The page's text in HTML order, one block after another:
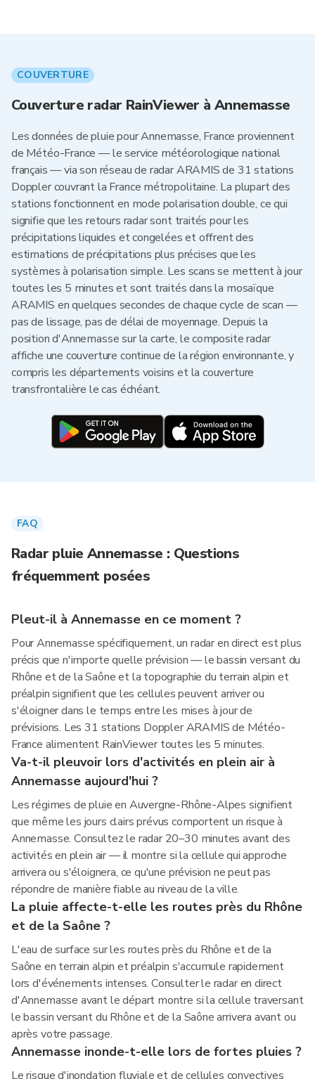
COUVERTURE
Couverture radar RainViewer à Annemasse
Les données de pluie pour Annemasse, France proviennent
de Météo-France — le service météorologique national
français — via son réseau de radar ARAMIS de 31 stations
Doppler couvrant la France métropolitaine. La plupart des
stations fonctionnent en mode polarisation double, ce qui
signifie que les retours radar sont traités pour les
précipitations liquides et congelées et offrent des
estimations de précipitations plus précises que les
systèmes à polarisation simple. Les scans se mettent à jour
toutes les 5 minutes et sont traités dans la mosaïque
ARAMIS en quelques secondes de chaque cycle de scan —
pas de lissage, pas de délai de moyennage. Depuis la
position d'Annemasse sur la carte, le composite radar
affiche une couverture continue de la région environnante, y
compris les départements voisins et la couverture
transfrontalière le cas échéant.
FAQ
Radar pluie Annemasse : Questions
fréquemment posées
Pleut-il à Annemasse en ce moment ?
Pour Annemasse spécifiquement, un radar en direct est plus
précis que n'importe quelle prévision — le bassin versant du
Rhône et de la Saône et la topographie du terrain alpin et
préalpin signifient que les cellules peuvent arriver ou
s'éloigner dans le temps entre les mises à jour de
prévisions. Les 31 stations Doppler ARAMIS de Météo-
France alimentent RainViewer toutes les 5 minutes.
Va-t-il pleuvoir lors d'activités en plein air à
Annemasse aujourd'hui ?
Les régimes de pluie en Auvergne-Rhône-Alpes signifient
que même les jours clairs prévus comportent un risque à
Annemasse. Consultez le radar 20–30 minutes avant des
activités en plein air — il montre si la cellule qui approche
arrivera ou s'éloignera, ce qu'une prévision ne peut pas
répondre de manière fiable au niveau de la ville.
La pluie affecte-t-elle les routes près du Rhône
et de la Saône ?
L'eau de surface sur les routes près du Rhône et de la
Saône en terrain alpin et préalpin s'accumule rapidement
lors d'événements intenses. Consulter le radar en direct
d'Annemasse avant le départ montre si la cellule traversant
le bassin versant du Rhône et de la Saône arrivera avant ou
après votre passage.
Annemasse inonde-t-elle lors de fortes pluies ?
Le risque d'inondation fluviale et de cellules convectives